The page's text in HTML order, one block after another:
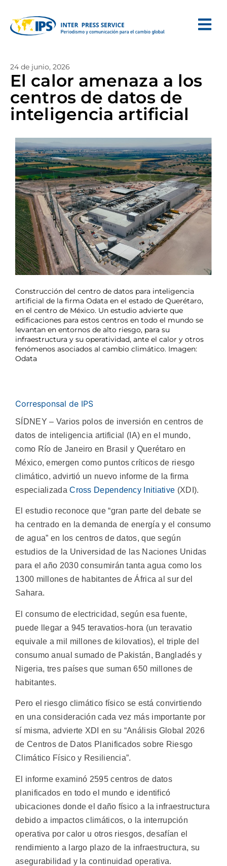
24 de junio, 2026
El calor amenaza a los
centros de datos de
inteligencia artificial
Construcción del centro de datos para inteligencia
artificial de la firma Odata en el estado de Querétaro,
en el centro de México. Un estudio advierte que
edificaciones para estos centros en todo el mundo se
levantan en entornos de alto riesgo, para su
infraestructura y su operatividad, ante el calor y otros
fenómenos asociados al cambio climático. Imagen:
Odata
Corresponsal de IPS
SÍDNEY – Varios polos de inversión en centros de
datos de inteligencia artificial (IA) en el mundo,
como Río de Janeiro en Brasil y Querétaro en
México, emergen como puntos críticos de riesgo
climático, advirtió un nuevo informe de la firma
especializadaCross Dependency Initiative (XDI).
El estudio reconoce que “gran parte del debate se
ha centrado en la demanda de energía y el consumo
de agua” en los centros de datos, que según
estudios de la Universidad de las Naciones Unidas
para el año 2030 consumirán tanta agua como los
1300 millones de habitantes de África al sur del
Sahara.
El consumo de electricidad, según esa fuente,
puede llegar a 945 teravatios-hora (un teravatio
equivale a mil millones de kilovatios), el triple del
consumo anual sumado de Pakistán, Bangladés y
Nigeria, tres países que suman 650 millones de
habitantes.
Pero el riesgo climático físico se está convirtiendo
en una consideración cada vez más importante por
sí misma, advierte XDI en su “Análisis Global 2026
de Centros de Datos Planificados sobre Riesgo
Climático Físico y Resiliencia”.
El informe examinó 2595 centros de datos
planificados en todo el mundo e identificó
ubicaciones donde el daño físico a la infraestructura
debido a impactos climáticos, o la interrupción
operativa por calor u otros riesgos, desafían el
rendimiento a largo plazo de la infraestructura, su
asegurabilidad y la continuidad operativa.